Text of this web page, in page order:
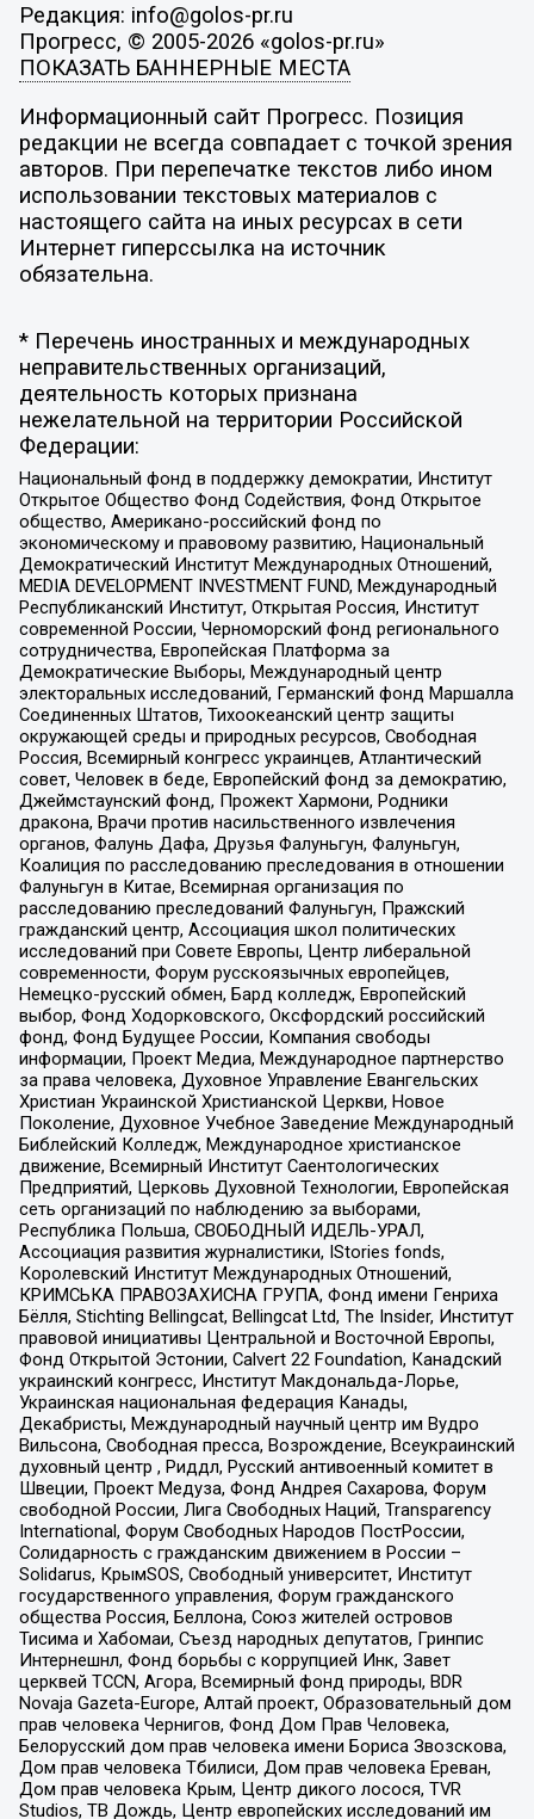
Редакция: info@golos-pr.ru
Прогресс, © 2005-2026 «golos-pr.ru»
ПОКАЗАТЬ БАННЕРНЫЕ МЕСТА
Информационный сайт Прогресс. Позиция
редакции не всегда совпадает с точкой зрения
авторов. При перепечатке текстов либо ином
использовании текстовых материалов с
настоящего сайта на иных ресурсах в сети
Интернет гиперссылка на источник
обязательна.
* Перечень иностранных и международных
неправительственных организаций,
деятельность которых признана
нежелательной на территории Российской
Федерации:
Национальный фонд в поддержку демократии, Институт
Открытое Общество Фонд Содействия, Фонд Открытое
общество, Американо-российский фонд по
экономическому и правовому развитию, Национальный
Демократический Институт Международных Отношений,
MEDIA DEVELOPMENT INVESTMENT FUND, Международный
Республиканский Институт, Открытая Россия, Институт
современной России, Черноморский фонд регионального
сотрудничества, Европейская Платформа за
Демократические Выборы, Международный центр
электоральных исследований, Германский фонд Маршалла
Соединенных Штатов, Тихоокеанский центр защиты
окружающей среды и природных ресурсов, Свободная
Россия, Всемирный конгресс украинцев, Атлантический
совет, Человек в беде, Европейский фонд за демократию,
Джеймстаунский фонд, Прожект Хармони, Родники
дракона, Врачи против насильственного извлечения
органов, Фалунь Дафа, Друзья Фалуньгун, Фалуньгун,
Коалиция по расследованию преследования в отношении
Фалуньгун в Китае, Всемирная организация по
расследованию преследований Фалуньгун, Пражский
гражданский центр, Ассоциация школ политических
исследований при Совете Европы, Центр либеральной
современности, Форум русскоязычных европейцев,
Немецко-русский обмен, Бард колледж, Европейский
выбор, Фонд Ходорковского, Оксфордский российский
фонд, Фонд Будущее России, Компания свободы
информации, Проект Медиа, Международное партнерство
за права человека, Духовное Управление Евангельских
Христиан Украинской Христианской Церкви, Новое
Поколение, Духовное Учебное Заведение Международный
Библейский Колледж, Международное христианское
движение, Всемирный Институт Саентологических
Предприятий, Церковь Духовной Технологии, Европейская
сеть организаций по наблюдению за выборами,
Республика Польша, СВОБОДНЫЙ ИДЕЛЬ-УРАЛ,
Ассоциация развития журналистики, IStories fonds,
Королевский Институт Международных Отношений,
КРИМСЬКА ПРАВОЗАХИСНА ГРУПА, Фонд имени Генриха
Бёлля, Stichting Bellingcat, Bellingcat Ltd, The Insider, Институт
правовой инициативы Центральной и Восточной Европы,
Фонд Открытой Эстонии, Calvert 22 Foundation, Канадский
украинский конгресс, Институт Макдональда-Лорье,
Украинская национальная федерация Канады,
Декабристы, Международный научный центр им Вудро
Вильсона, Свободная пресса, Возрождение, Всеукраинский
духовный центр , Риддл, Русский антивоенный комитет в
Швеции, Проект Медуза, Фонд Андрея Сахарова, Форум
свободной России, Лига Свободных Наций, Transparеncy
International, Форум Свободных Народов ПостРоссии,
Солидарность с гражданским движением в России –
Solidarus, КрымSOS, Свободный университет, Институт
государственного управления, Форум гражданского
общества Россия, Беллона, Союз жителей островов
Тисима и Хабомаи, Съезд народных депутатов, Гринпис
Интернешнл, Фонд борьбы с коррупцией Инк, Завет
церквей TCCN, Агора, Всемирный фонд природы, BDR
Novaja Gazeta-Europe, Алтай проект, Образовательный дом
прав человека Чернигов, Фонд Дом Прав Человека,
Белорусский дом прав человека имени Бориса Звозскова,
Дом прав человека Тбилиси, Дом прав человека Ереван,
Дом прав человека Крым, Центр дикого лосося, TVR
Studios, ТВ Дождь, Центр европейских исследований им